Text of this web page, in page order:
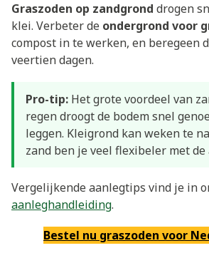
Graszoden op zandgrond drogen
klei. Verbeter de ondergrond voor
compost in te werken, en beregeen
veertien dagen.
Pro-tip: Het grote voordeel van
regen droogt de bodem snel
leggen. Kleigrond kan weken te
zand ben je veel flexibeler met de
Vergelijkende aanlegtips vind je in
aanleghandleiding.
Bestel nu graszoden voor